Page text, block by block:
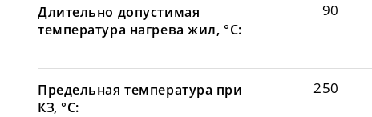
Длительно допустимая
температура нагрева жил, °С:
90
Предельная температура при
КЗ, °С:
250